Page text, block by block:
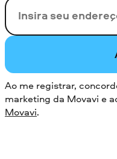
Seu e-mail
Ao me registrar,
marketing da Movavi e
Movavi.